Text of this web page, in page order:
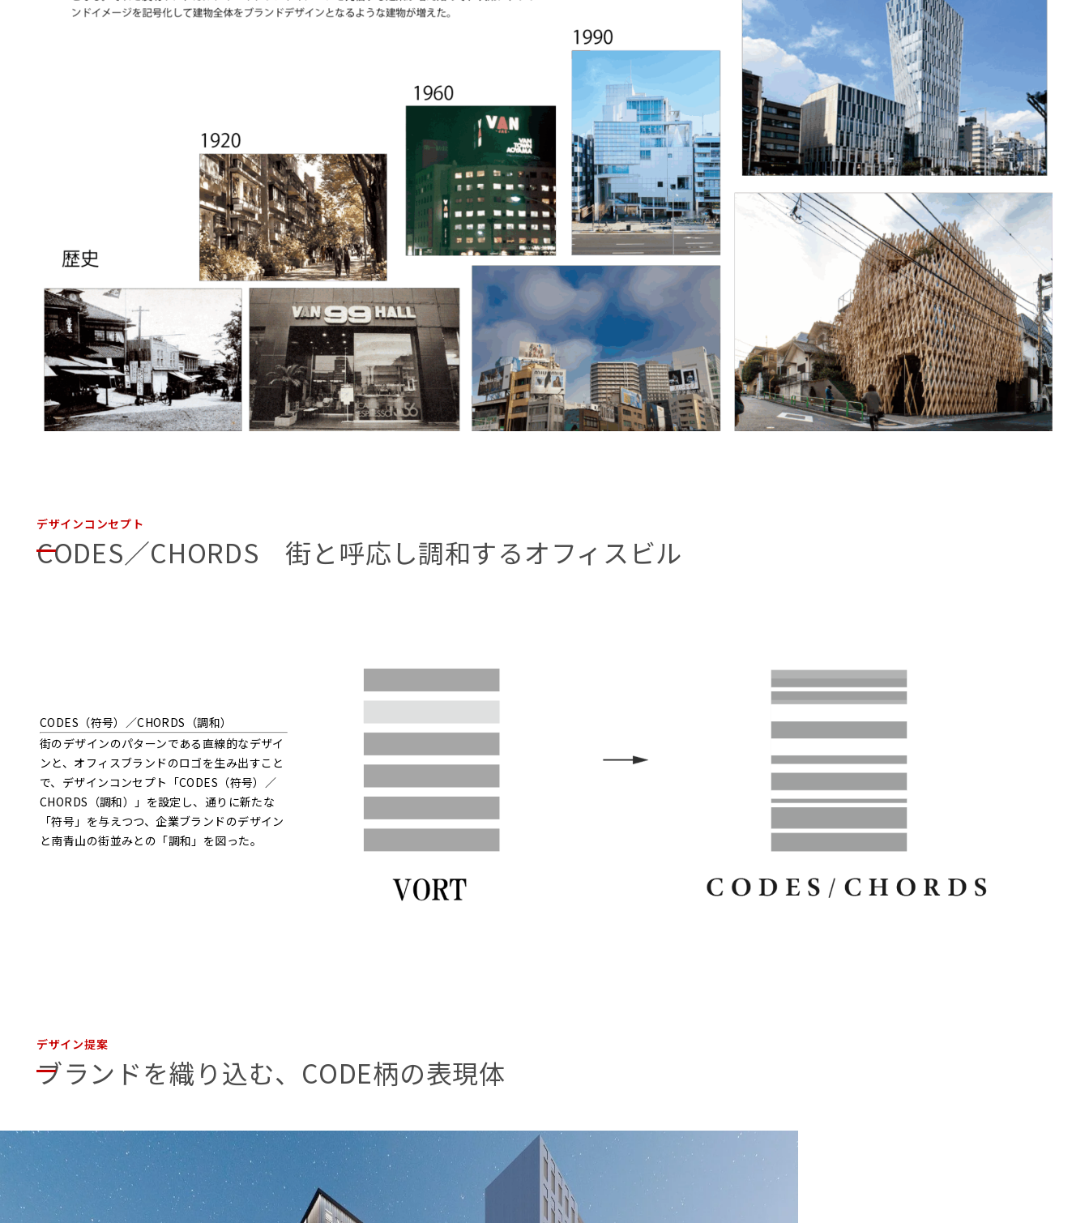
デザインコンセプト
CODES／CHORDS 街と呼応し調和するオフィスビル
CODES（符号）／CHORDS（調和）
街のデザインのパターンである直線的なデザイ
ンと、オフィスブランドのロゴを生み出すこと
で、デザインコンセプト「CODES（符号）／
CHORDS（調和）」を設定し、通りに新たな
「符号」を与えつつ、企業ブランドのデザイン
と南青山の街並みとの「調和」を図った。
デザイン提案
ブランドを織り込む、CODE柄の表現体